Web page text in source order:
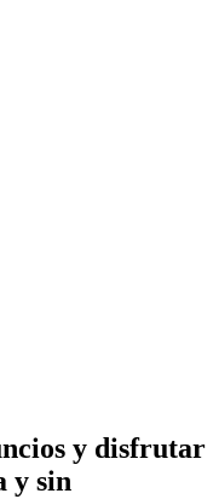
y disfrutar
y sin